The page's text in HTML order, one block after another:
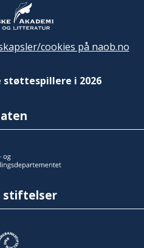
cookies på naob.no
støttespillere i 2026
stiftelser